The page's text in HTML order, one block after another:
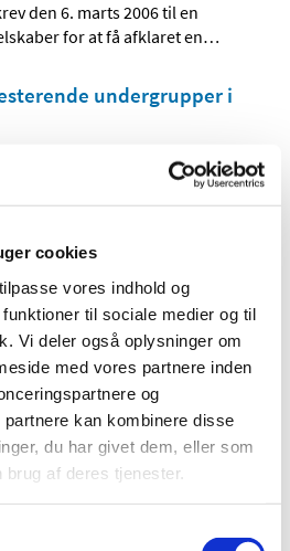
cookies
vores indhold og
til sociale medier og til
Vi deler også oplysninger om
med vores partnere inden
og
kan kombinere disse
du har givet dem, eller som
af deres tjenester.
den 6. marts 2006 til en
for at få afklaret en…
undergrupper i
tidligere informeret
videnskabelige selskaber…
selskaber om
revurdering af lægemidlers
begyndt at se på…